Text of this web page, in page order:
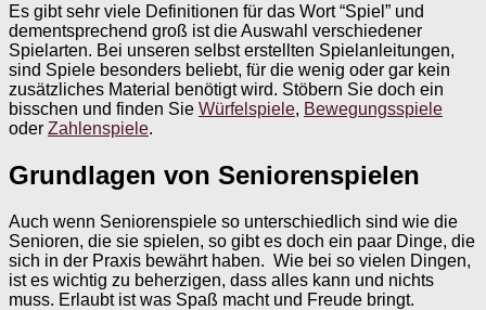
Es gibt sehr viele Definitionen für das Wort “Spiel” und
dementsprechend groß ist die Auswahl verschiedener
Spielarten. Bei unseren selbst erstellten Spielanleitungen,
sind Spiele besonders beliebt, für die wenig oder gar kein
zusätzliches Material benötigt wird. Stöbern Sie doch ein
bisschen und finden Sie Würfelspiele, Bewegungsspiele
oder Zahlenspiele.
Grundlagen von Seniorenspielen
Auch wenn Seniorenspiele so unterschiedlich sind wie die
Senioren, die sie spielen, so gibt es doch ein paar Dinge, die
sich in der Praxis bewährt haben. Wie bei so vielen Dingen,
ist es wichtig zu beherzigen, dass alles kann und nichts
muss. Erlaubt ist was Spaß macht und Freude bringt.